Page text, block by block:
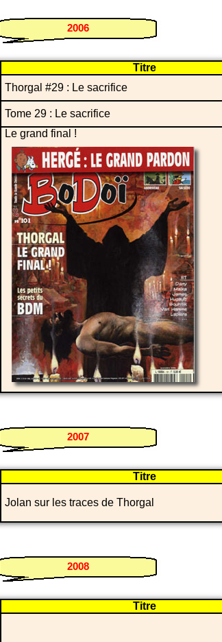
2006
Titre
Thorgal #29 : Le sacrifice
Tome 29 : Le sacrifice
Le grand final !
2007
Titre
Jolan sur les traces de Thorgal
2008
Titre